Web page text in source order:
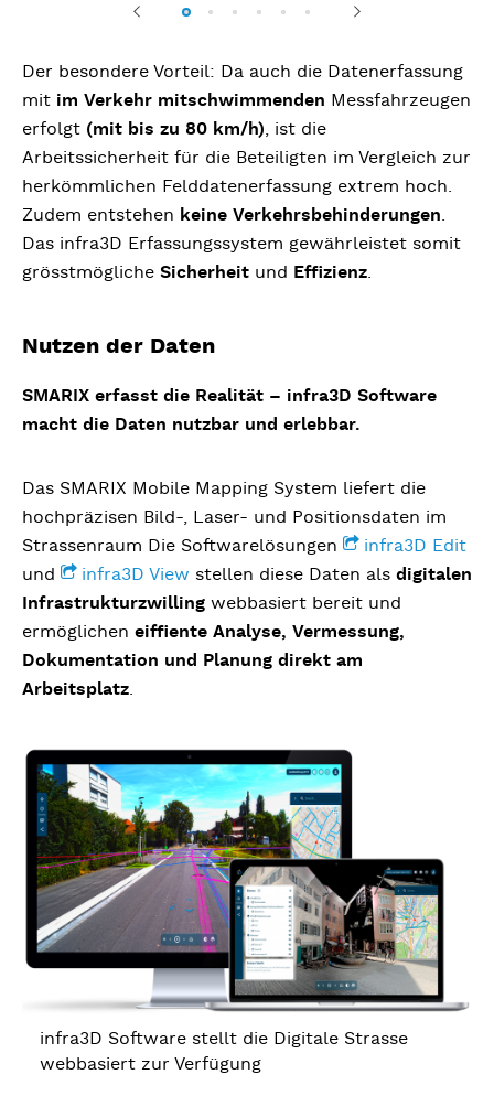
Der besondere Vorteil: Da auch die Datenerfassung
mit im Verkehr mitschwimmenden Messfahrzeugen
erfolgt (mit bis zu 80 km/h), ist die
Arbeitssicherheit für die Beteiligten im Vergleich zur
herkömmlichen Felddatenerfassung extrem hoch.
Zudem entstehen keine Verkehrsbehinderungen.
Das infra3D Erfassungssystem gewährleistet somit
grösstmögliche Sicherheit und Effizienz.
Nutzen der Daten
SMARIX erfasst die Realität – infra3D Software
macht die Daten nutzbar und erlebbar.
Das SMARIX Mobile Mapping System liefert die
hochpräzisen Bild-, Laser- und Positionsdaten im
Strassenraum Die Softwarelösungen
infra3D Edit
und
infra3D View stellen diese Daten als digitalen
Infrastrukturzwilling webbasiert bereit und
ermöglichen eiffiente Analyse, Vermessung,
Dokumentation und Planung direkt am
Arbeitsplatz.
infra3D Software stellt die Digitale Strasse
webbasiert zur Verfügung